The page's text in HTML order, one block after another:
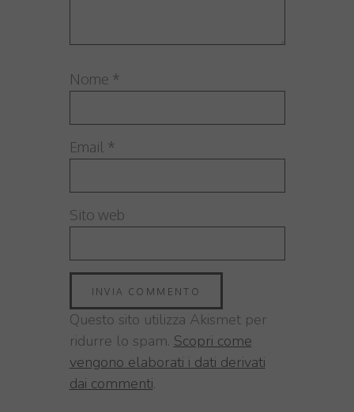
Nome *
Email *
Sito web
Questo sito utilizza Akismet per
ridurre lo spam. Scopri come
vengono elaborati i dati derivati
dai commenti.